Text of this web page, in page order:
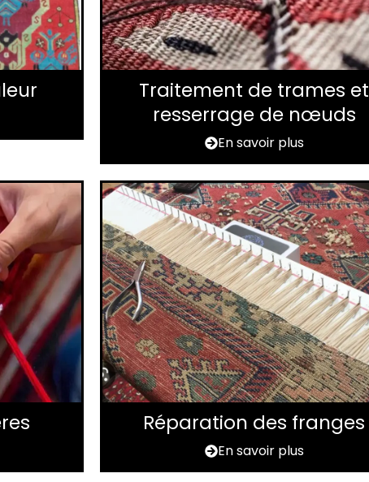
Traitement de trames et
resserrage de nœuds
En savoir plus
Réparation des franges
En savoir plus